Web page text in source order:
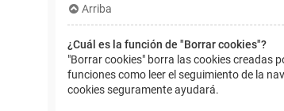
Arriba
¿Cuál es la función de "Borrar cookies"?
"Borrar cookies" borra las cookies creadas
funciones como leer el seguimiento de la
cookies seguramente ayudará.